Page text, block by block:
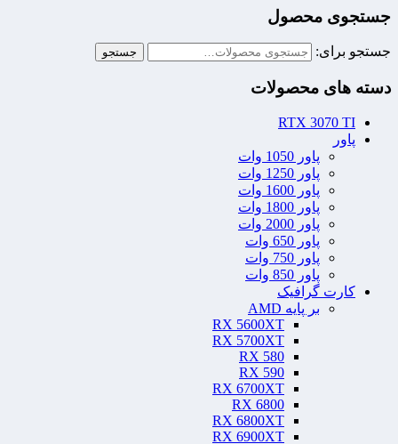
جستجوی محصول
جستجو برای: جستجو
دسته های محصولات
RTX 3070 TI
پاور
پاور 1050 وات
پاور 1250 وات
پاور 1600 وات
پاور 1800 وات
پاور 2000 وات
پاور 650 وات
پاور 750 وات
پاور 850 وات
کارت گرافیک
بر پایه AMD
RX 5600XT
RX 5700XT
RX 580
RX 590
RX 6700XT
RX 6800
RX 6800XT
RX 6900XT